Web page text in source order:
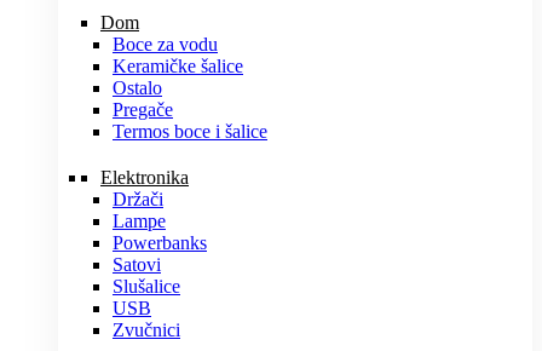
Dom
Boce za vodu
Keramičke šalice
Ostalo
Pregače
Termos boce i šalice
Elektronika
Držači
Lampe
Powerbanks
Satovi
Slušalice
USB
Zvučnici